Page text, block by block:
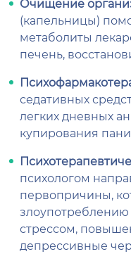
Очищение
(капельницы)
метаболиты
печень,
седативных
легких дневных
купирования
психологом
первопричины,
злоупотреблению
стрессом,
депрессивные